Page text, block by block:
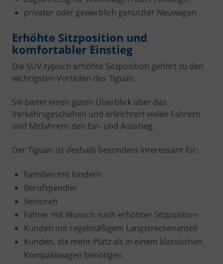
privater oder gewerblich genutzter Neuwagen
Erhöhte Sitzposition und
komfortabler Einstieg
Die SUV-typisch erhöhte Sitzposition gehört zu den
wichtigsten Vorteilen des Tiguan.
Sie bietet einen guten Überblick über das
Verkehrsgeschehen und erleichtert vielen Fahrern
und Mitfahrern den Ein- und Ausstieg.
Der Tiguan ist deshalb besonders interessant für:
Familien mit Kindern
Berufspendler
Senioren
Fahrer mit Wunsch nach erhöhter Sitzposition
Kunden mit regelmäßigem Langstreckenanteil
Kunden, die mehr Platz als in einem klassischen
Kompaktwagen benötigen